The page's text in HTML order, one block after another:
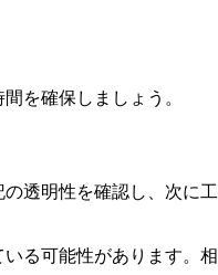
を確保しましょう。
透明性を確認し、次に工
る可能性があります。相